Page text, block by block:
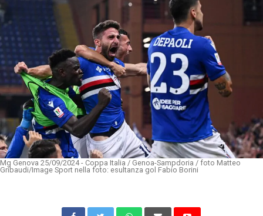
Mg Genova 25/09/2024 - Coppa Italia / Genoa-Sampdoria / foto Matteo
Gribaudi/Image Sport nella foto: esultanza gol Fabio Borini